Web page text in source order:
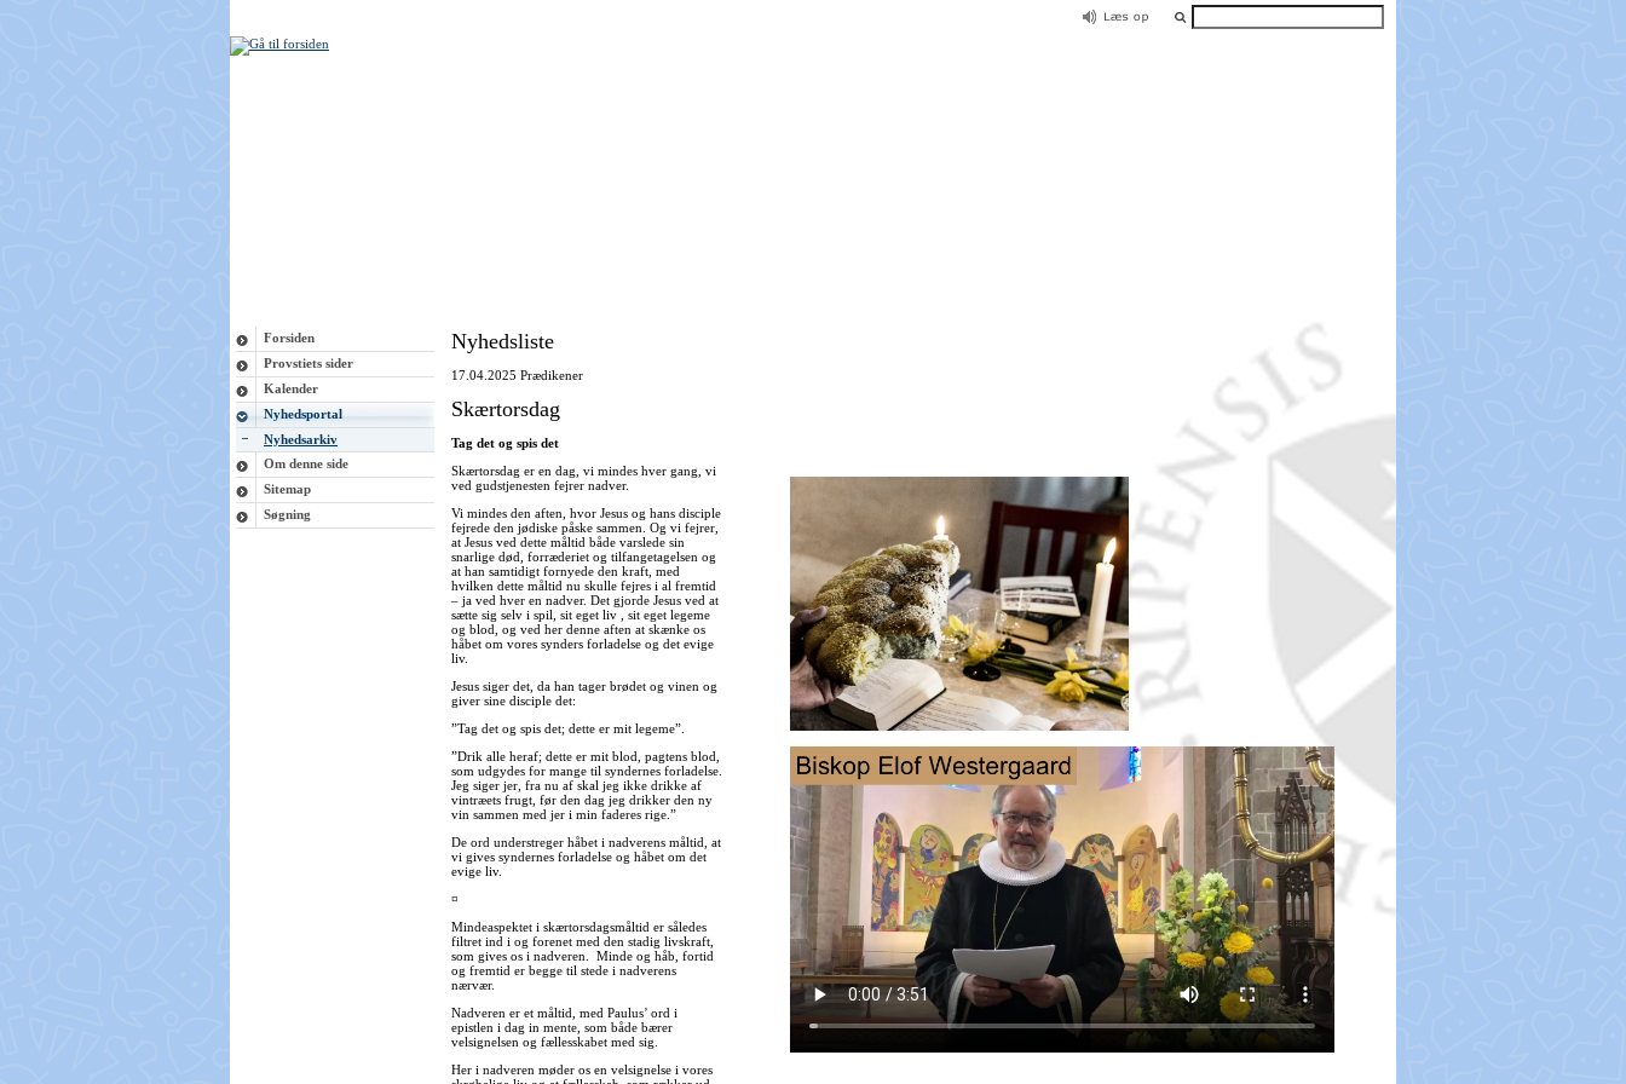
Forsiden
Provstiets sider
Kalender
Nyhedsportal
Nyhedsarkiv
Om denne side
Sitemap
Søgning
Nyhedsliste
17.04.2025 Prædikener
Skærtorsdag
Tag det og spis det
Skærtorsdag er en dag, vi mindes hver gang, vi
ved gudstjenesten fejrer nadver.
Vi mindes den aften, hvor Jesus og hans disciple
fejrede den jødiske påske sammen. Og vi fejrer,
at Jesus ved dette måltid både varslede sin
snarlige død, forræderiet og tilfangetagelsen og
at han samtidigt fornyede den kraft, med
hvilken dette måltid nu skulle fejres i al fremtid
– ja ved hver en nadver. Det gjorde Jesus ved at
sætte sig selv i spil, sit eget liv , sit eget legeme
og blod, og ved her denne aften at skænke os
håbet om vores synders forladelse og det evige
liv.
Jesus siger det, da han tager brødet og vinen og
giver sine disciple det:
”Tag det og spis det; dette er mit legeme”.
”Drik alle heraf; dette er mit blod, pagtens blod,
som udgydes for mange til syndernes forladelse.
Jeg siger jer, fra nu af skal jeg ikke drikke af
vintræets frugt, før den dag jeg drikker den ny
vin sammen med jer i min faderes rige.”
De ord understreger håbet i nadverens måltid, at
vi gives syndernes forladelse og håbet om det
evige liv.
¤
Mindeaspektet i skærtorsdagsmåltid er således
filtret ind i og forenet med den stadig livskraft,
som gives os i nadveren. Minde og håb, fortid
og fremtid er begge til stede i nadverens
nærvær.
Nadveren er et måltid, med Paulus’ ord i
epistlen i dag in mente, som både bærer
velsignelsen og fællesskabet med sig.
Her i nadveren møder os en velsignelse i vores